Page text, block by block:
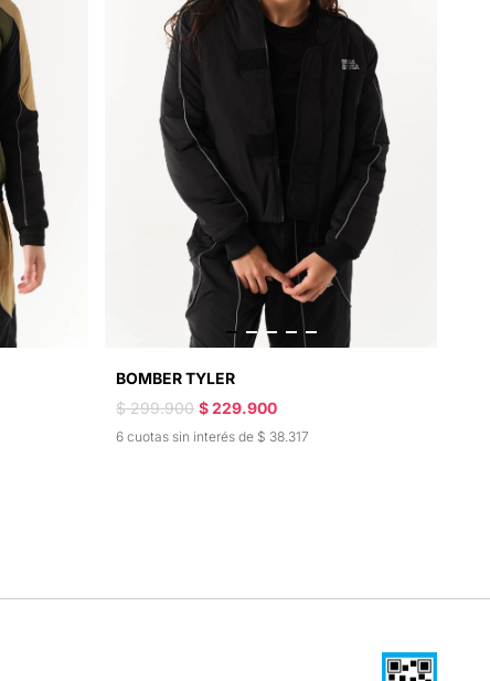
BOMBER TYLER
$ 299.900 $ 229.900
6 cuotas sin interés de $ 38.317